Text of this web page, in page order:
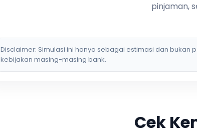
pinjaman,
Disclaimer: Simulasi ini hanya sebagai estimasi dan
kebijakan masing-masing bank.
Cek